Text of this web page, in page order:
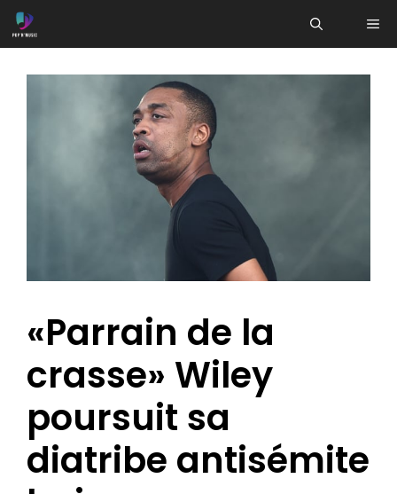
Aller
au
«Parrain de la
crasse» Wiley
poursuit sa
diatribe antisémite